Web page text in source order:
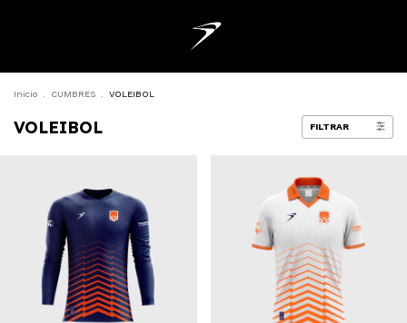
Inicio CUMBRES VOLEIBOL
VOLEIBOL FILTRAR